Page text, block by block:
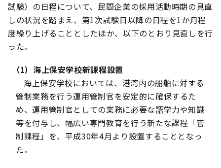
試験）の日程について、民間企業の採用活動時期の見直
しの状況を踏まえ、第1次試験日以降の日程を1か月程
度繰り上げることとしたほか、以下のとおり見直しを行
った。
（1）海上保安学校新課程設置
海上保安学校においては、港湾内の船舶に対する
管制業務を行う運用管制官を安定的に確保するた
め、運用管制官としての業務に必要な語学力や知識
等を付与し、幅広い専門教育を行う新たな課程「管
制課程」を、平成30年4月より設置することとなっ
た。